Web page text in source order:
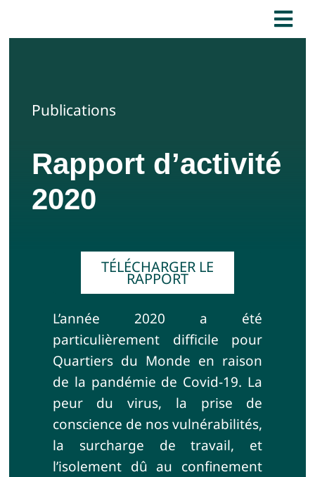
au
Qui sommes-nous ?
Nos interventions
Nos Ressources
Contactez-nous !
Français
Rechercher:
Publications
Rapport d’activité
2020
TÉLÉCHARGER LE
RAPPORT
L’année 2020 a été
particulièrement difficile pour
Quartiers du Monde en raison
de la pandémie de Covid-19. La
peur du virus, la prise de
conscience de nos vulnérabilités,
la surcharge de travail, et
l’isolement dû au confinement